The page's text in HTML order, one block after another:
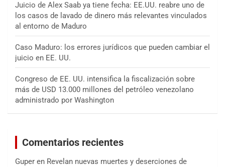
Juicio de Alex Saab ya tiene fecha: EE.UU. reabre uno de
los casos de lavado de dinero más relevantes vinculados
al entorno de Maduro
Caso Maduro: los errores jurídicos que pueden cambiar el
juicio en EE. UU.
Congreso de EE. UU. intensifica la fiscalización sobre
más de USD 13.000 millones del petróleo venezolano
administrado por Washington
Comentarios recientes
Guper en Revelan nuevas muertes y deserciones de